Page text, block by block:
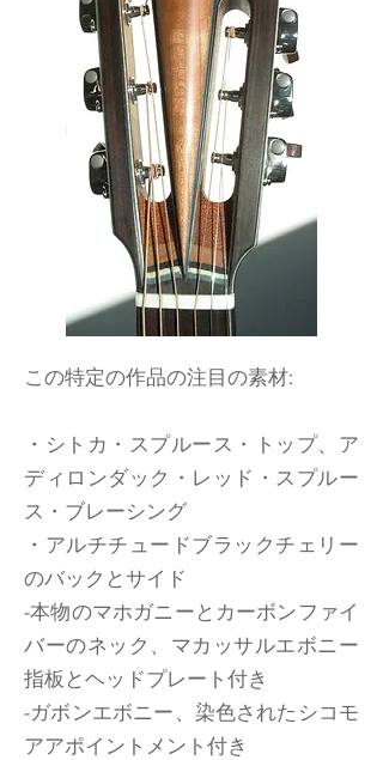
この特定の作品の注目の素材:
・シトカ・スプルース・トップ、ア
ディロンダック・レッド・スプルー
ス・ブレーシング
・アルチチュードブラックチェリー
のバックとサイド
-本物のマホガニーとカーボンファイ
バーのネック、マカッサルエボニー
指板とヘッドプレート付き
-ガボンエボニー、染色されたシコモ
アアポイントメント付き